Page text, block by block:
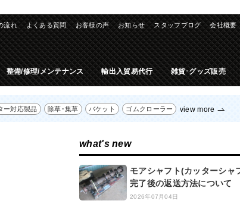
お知らせ スタッフブログ 会社概要
流れ よくある質問 お客様の声
整備/修理/メンテナンス 輸出入貿易代行 雑貨･グッズ販売
ー対応製品 除草･集草 バケット ゴムクローラー view more
what's new
モアシャフト(カッターシャ
完了後の返送方法について
2026年07月04日